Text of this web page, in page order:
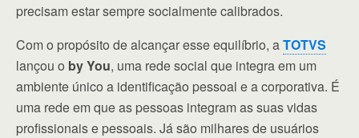
precisam estar sempre socialmente calibrados.
Com o propósito de alcançar esse equilíbrio, aTOTVS
lançou o by You, uma rede social que integra em um
ambiente único a identificação pessoal e a corporativa. É
uma rede em que as pessoas integram as suas vidas
profissionais e pessoais. Já são milhares de usuários